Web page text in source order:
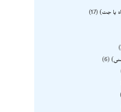
یا جت) 17
6